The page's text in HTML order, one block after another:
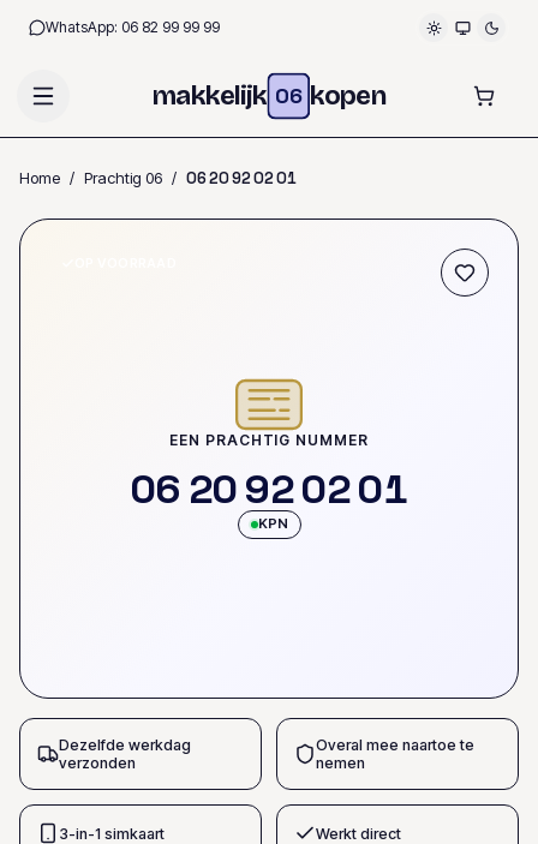
WhatsApp: 06 82 99 99 99
makkelijk 06 kopen
Home / Prachtig 06 / 0620920201
EEN PRACHTIG NUMMER
06 20920201
KPN
Dezelfde werkdag
verzonden
Overal mee naartoe te
nemen
3-in-1 simkaart Werkt direct